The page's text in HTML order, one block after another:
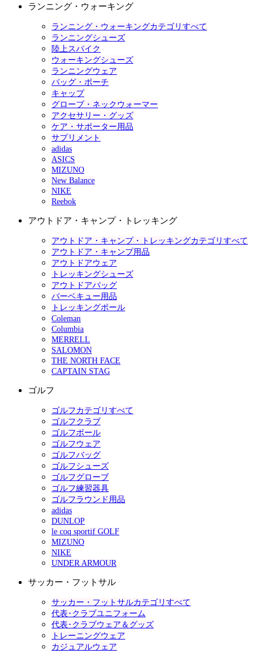
ランニング・ウォーキング
ランニング・ウォーキングカテゴリすべて
ランニングシューズ
陸上スパイク
ウォーキングシューズ
ランニングウェア
バッグ・ポーチ
キャップ
グローブ・ネックウォーマー
アクセサリー・グッズ
ケア・サポーター用品
サプリメント
adidas
ASICS
MIZUNO
New Balance
NIKE
Reebok
アウトドア・キャンプ・トレッキング
アウトドア・キャンプ・トレッキングカテゴリすべて
アウトドア・キャンプ用品
アウトドアウェア
トレッキングシューズ
アウトドアバッグ
バーベキュー用品
トレッキングポール
Coleman
Columbia
MERRELL
SALOMON
THE NORTH FACE
CAPTAIN STAG
ゴルフ
ゴルフカテゴリすべて
ゴルフクラブ
ゴルフボール
ゴルフウェア
ゴルフバッグ
ゴルフシューズ
ゴルフグローブ
ゴルフ練習器具
ゴルフラウンド用品
adidas
DUNLOP
le coq sportif GOLF
MIZUNO
NIKE
UNDER ARMOUR
サッカー・フットサル
サッカー・フットサルカテゴリすべて
代表･クラブユニフォーム
代表･クラブウェア＆グッズ
トレーニングウェア
カジュアルウェア